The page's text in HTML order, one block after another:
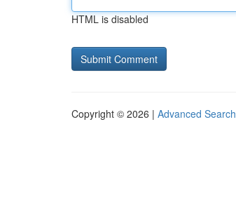
HTML is disabled
Copyright © 2026 | Advanced Search